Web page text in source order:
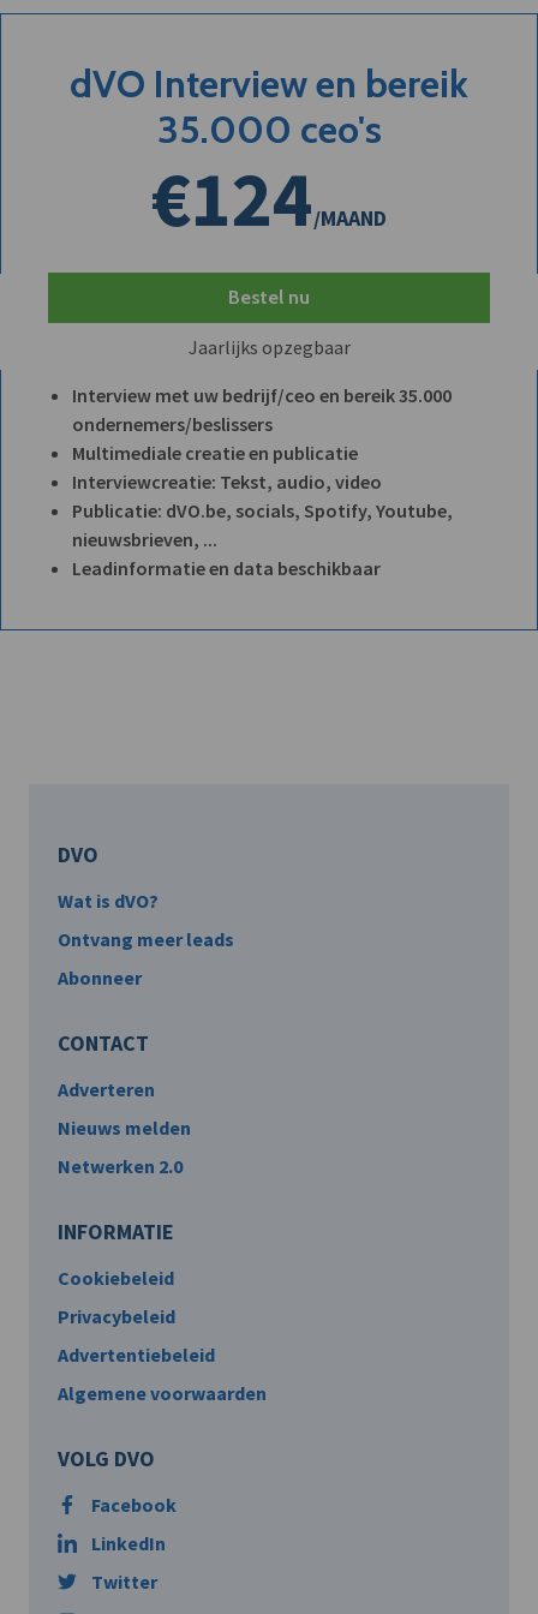
dVO Interview en bereik
35.000 ceo's
€124/MAAND
Bestel nu
Jaarlijks opzegbaar
Interview met uw bedrijf/ceo en bereik 35.000
ondernemers/beslissers
Multimediale creatie en publicatie
Interviewcreatie: Tekst, audio, video
Publicatie: dVO.be, socials, Spotify, Youtube,
nieuwsbrieven, ...
Leadinformatie en data beschikbaar
DVO
Wat is dVO?
Ontvang meer leads
Abonneer
CONTACT
Adverteren
Nieuws melden
Netwerken 2.0
INFORMATIE
Cookiebeleid
Privacybeleid
Advertentiebeleid
Algemene voorwaarden
VOLG DVO
Facebook
LinkedIn
Twitter